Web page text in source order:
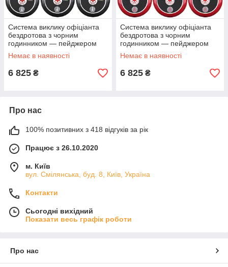
Система виклику офіціанта
бездротова з чорним
годинником — пейджером
Retekess TD108 + 5 чорних
кнопок (з кнопкою)
Немає в наявності
6 825 ₴
Система виклику офіціанта
бездротова з чорним
годинником — пейджером
Retekess TD109 + 5 червоних
кнопок (з
Немає в наявності
6 825 ₴
Про нас
100% позитивних з 418 відгуків за рік
Працює з 26.10.2020
м. Київ
вул. Смілянська, буд. 8, Київ, Україна
Контакти
Сьогодні вихідний
Показати весь графік роботи
Про нас